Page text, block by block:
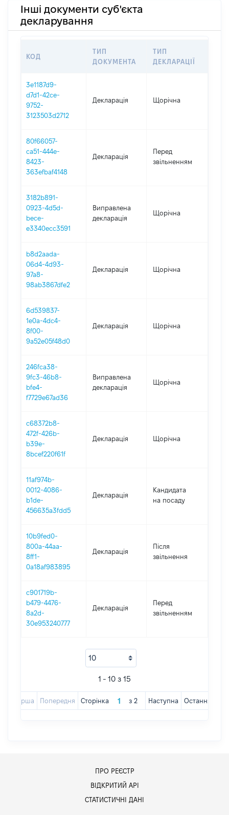
Інші документи суб'єкта
декларування
КОД
ТИП
ДОКУМЕНТА
ТИП
ДЕКЛАРАЦІЇ
3e1187d9-
d7d1-42ce-
9752-
3123503d2712
Декларація Щорічна
80f66057-
ca51-444e-
8423-
363efbaf4148
Декларація
Перед
звільненням
3182b891-
0923-4d5d-
bece-
e3340ecc3591
Виправлена
декларація
Щорічна
b8d2aada-
06d4-4d93-
97a8-
98ab3867dfe2
Декларація Щорічна
6d539837-
1e0a-4dc4-
8f00-
9a52e05f48d0
Декларація Щорічна
246fca38-
9fc3-46b8-
bfe4-
f7729e67ad36
Виправлена
декларація
Щорічна
c68372b8-
472f-426b-
b39e-
8bcef220f61f
Декларація Щорічна
11af974b-
0012-4086-
b1de-
456635a3fdd5
Декларація
Кандидата
на посаду
10b9fed0-
800a-44aa-
8ff1-
0a18af983895
Декларація
Після
звільнення
c901719b-
b479-4476-
8a2d-
30e953240777
Декларація
Перед
звільненням
1 - 10 з 15
Перша Попередня Сторінка з 2 Наступна Остання
ПРО РЕЄСТР
ВІДКРИТИЙ АРІ
СТАТИСТИЧНІ ДАНІ